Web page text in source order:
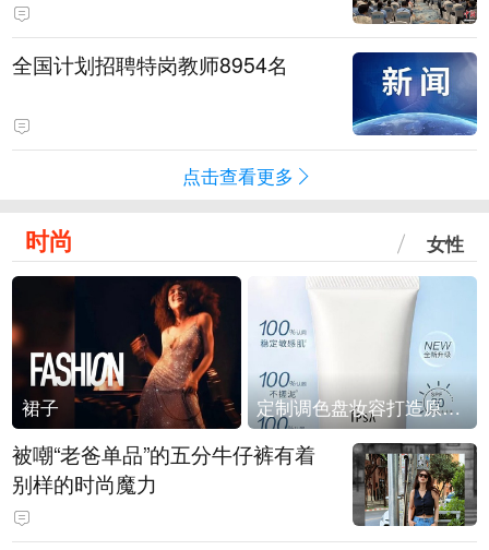
全国计划招聘特岗教师8954名
点击查看更多
时尚 女性
裙子 定制调色盘妆容打造原生之美
被嘲“老爸单品”的五分牛仔裤有着
别样的时尚魔力